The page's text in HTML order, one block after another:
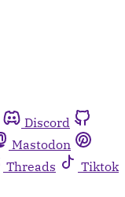
Discord
Mastodon
Threads
Tiktok